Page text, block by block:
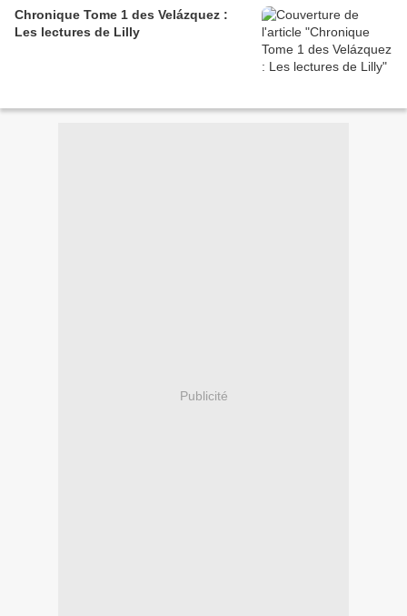
Chronique Tome 1 des Velázquez :
Les lectures de Lilly
Publicité